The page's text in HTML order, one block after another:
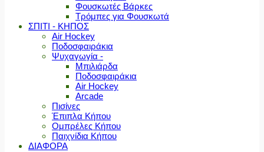
Φουσκωτές Βάρκες
Τρόμπες για Φουσκωτά
ΣΠΙΤΙ - ΚΗΠΟΣ
Air Hockey
Ποδοσφαιράκια
Ψυχαγωγία -
Μπιλιάρδα
Ποδοσφαιράκια
Air Hockey
Arcade
Πισίνες
Έπιπλα Κήπου
Ομπρέλες Κήπου
Παιχνίδια Κήπου
ΔΙΑΦΟΡΑ